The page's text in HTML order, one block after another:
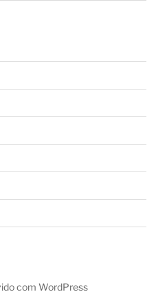
com WordPress